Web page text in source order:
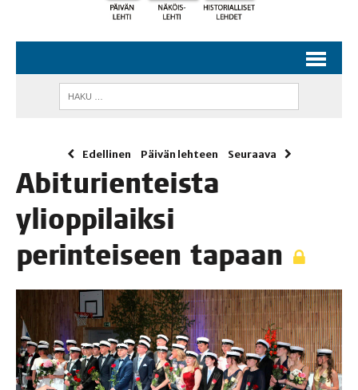
Edellinen Päivän lehteen Seuraava
Abi­tu­rien­teis­ta
yli­op­pi­laik­si
perin­tei­seen tapaan